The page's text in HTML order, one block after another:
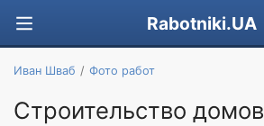
Rabotniki.UA
Иван Шваб Фото работ
Строительство домов